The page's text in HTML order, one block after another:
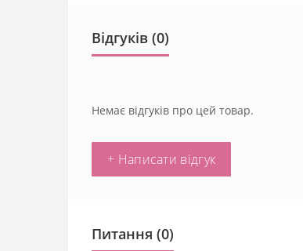
Відгуків (0)
Немає відгуків про цей товар.
+ Написати відгук
Питання (0)